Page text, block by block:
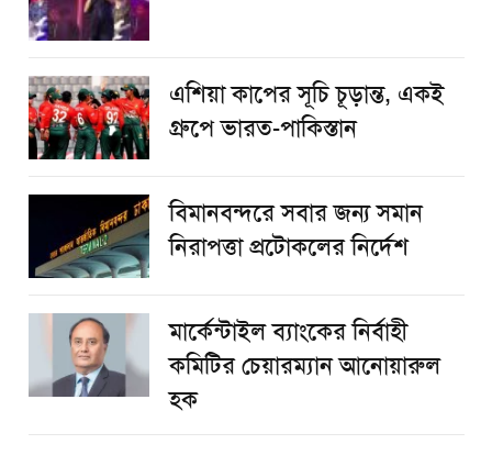
এশিয়া কাপের সূচি চূড়ান্ত, একই
গ্রুপে ভারত-পাকিস্তান
বিমানবন্দরে সবার জন্য সমান
নিরাপত্তা প্রটোকলের নির্দেশ
মার্কেন্টাইল ব্যাংকের নির্বাহী
কমিটির চেয়ারম্যান আনোয়ারুল
হক